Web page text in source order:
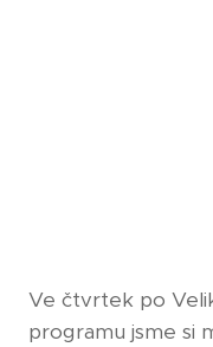
Ve čtvrtek po
programu jsme si